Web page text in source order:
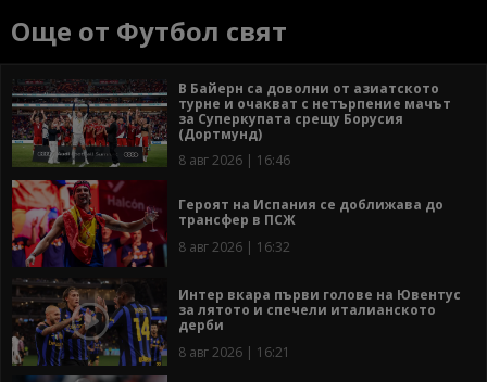
Още от Футбол свят
В Байерн са доволни от азиатското
турне и очакват с нетърпение мачът
за Суперкупата срещу Борусия
(Дортмунд)
8 авг 2026 | 16:46
Героят на Испания се доближава до
трансфер в ПСЖ
8 авг 2026 | 16:32
Интер вкара първи голове на Ювентус
за лятото и спечели италианското
дерби
8 авг 2026 | 16:21